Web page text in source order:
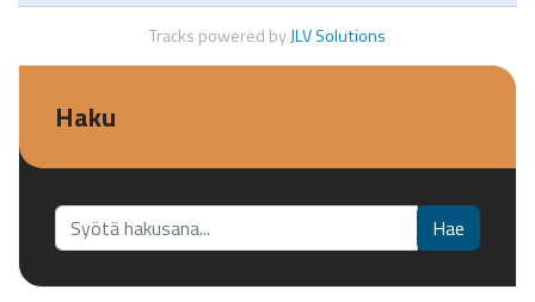
Tracks powered byJLV Solutions
Haku
Etsi... Hae